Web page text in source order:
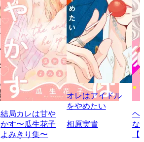
結局カレは甘や
かす〜瓜生花子
よみきり集〜
オレはアイドル
をやめたい
相原実貴
ヘ
な